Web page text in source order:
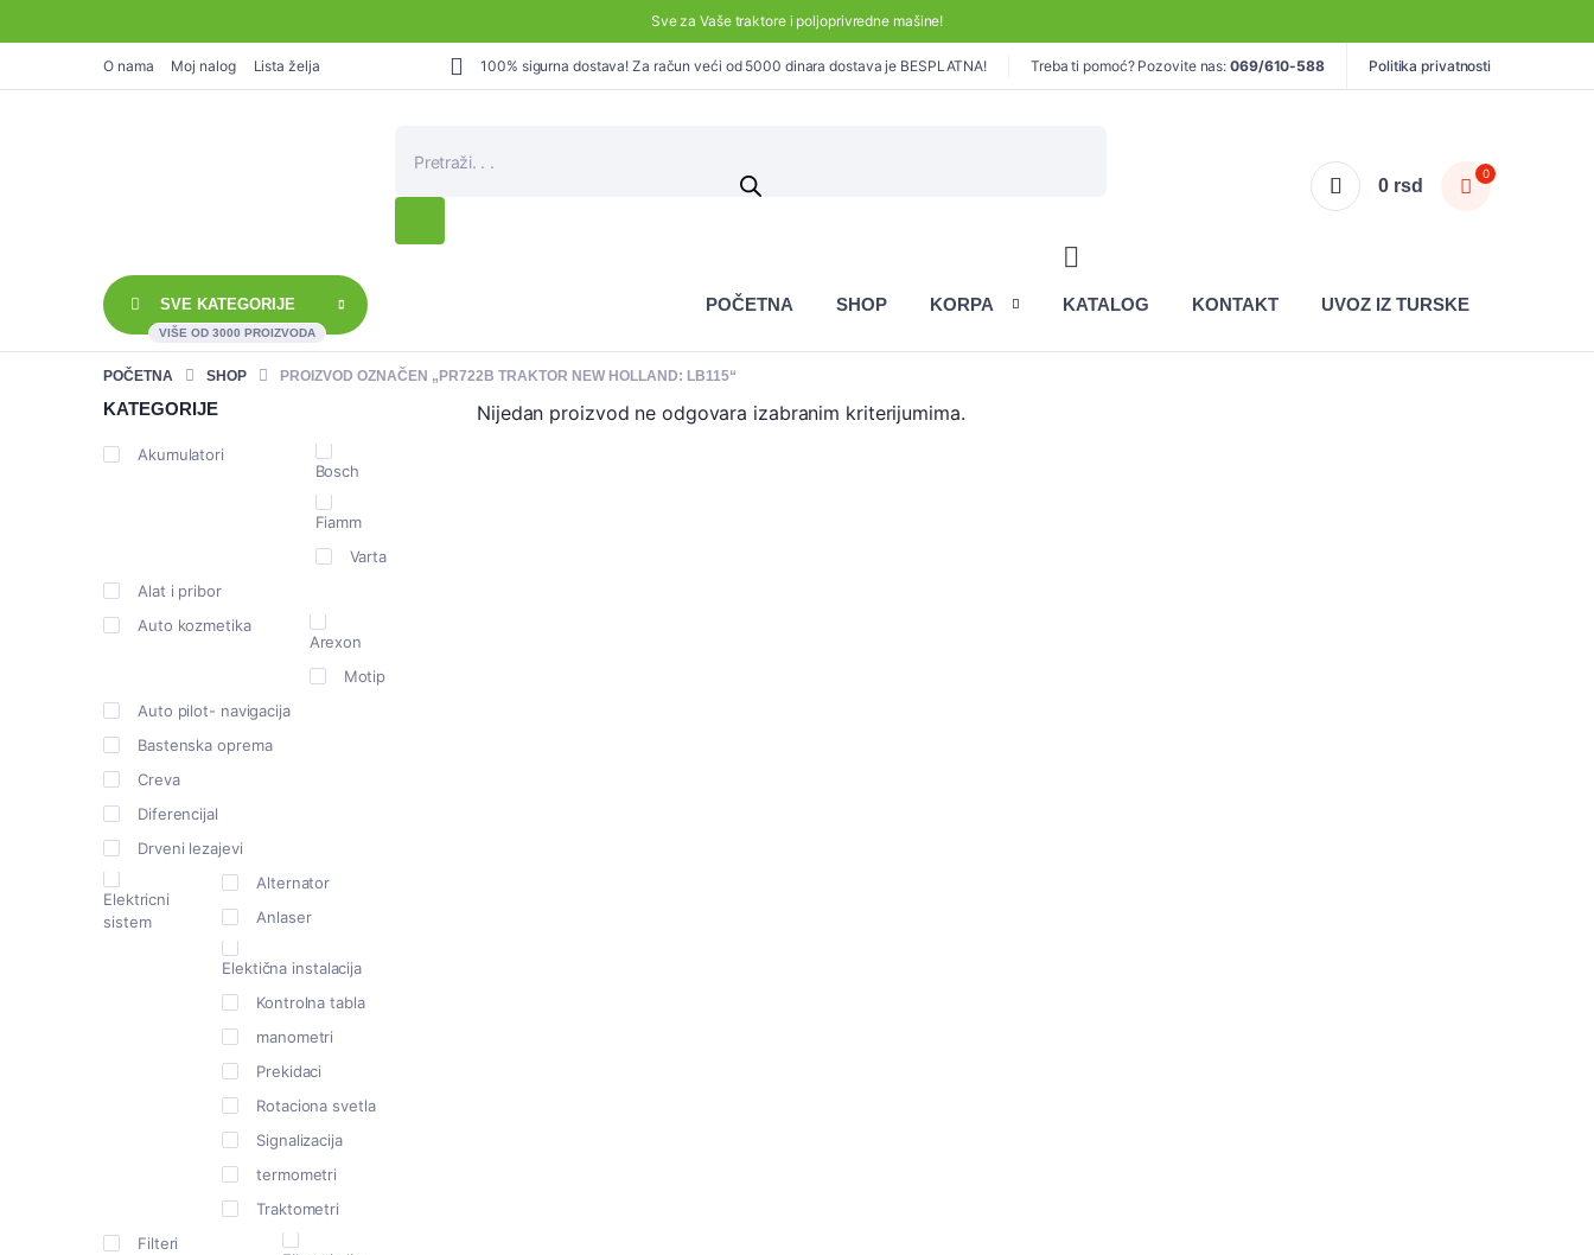
Sve za Vaše traktore i poljoprivredne mašine!
O nama Moj nalog Lista želja 100% sigurna dostava! Za račun veći od 5000 dinara dostava je BESPLATNA! Treba ti pomoć? Pozovite nas:069/610-588 Politika privatnosti
search
0 rsd
0
SVE KATEGORIJE
VIŠE OD 3000 PROIZVODA
POČETNA SHOP KORPA KATALOG KONTAKT UVOZ IZ TURSKE
POČETNA SHOP PROIZVOD OZNAČEN „PR722B TRAKTOR NEW HOLLAND: LB115“
Nijedan proizvod ne odgovara izabranim kriterijumima.
KATEGORIJE
Akumulatori
Bosch
Fiamm
Varta
Alat i pribor
Auto kozmetika
Arexon
Motip
Auto pilot- navigacija
Bastenska oprema
Creva
Diferencijal
Drveni lezajevi
Elektricni
sistem
Alternator
Anlaser
Elektična instalacija
Kontrolna tabla
manometri
Prekidaci
Rotaciona svetla
Signalizacija
termometri
Traktometri
Filteri